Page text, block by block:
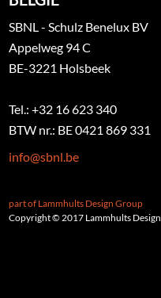
SBNL - Schulz Benelux BV
Appelweg 94 C
BE-3221 Holsbeek
Tel.: +32 16 623 340
BTW nr.: BE 0421 869 331
info@sbnl.be
part of Lammhults Design Group
Copyright © 2017 Lammhults